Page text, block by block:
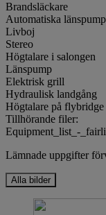
Brandsläckare
Automatiska
Livboj
Stereo
Högtalare i salongen
Länspump
Elektrisk grill
Hydraulisk landgång
Högtalare på flybridge
Tillhörande filer:
Equipment_list_-
Lämnade uppgifter
Alla bilder